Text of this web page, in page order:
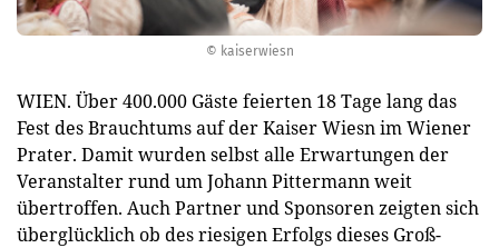
© kaiserwiesn
WIEN. Über 400.000 Gäste feierten 18 Tage lang das
Fest des Brauchtums auf der Kaiser Wiesn im Wiener
Prater. Damit wurden selbst alle Erwartungen der
Veranstalter rund um Johann Pittermann weit
übertroffen. Auch Partner und Sponsoren zeigten sich
überglücklich ob des riesigen Erfolgs dieses Groß-